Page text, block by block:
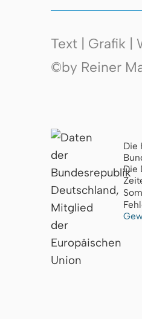
Text | Grafik |
©by Reiner
Die
Die